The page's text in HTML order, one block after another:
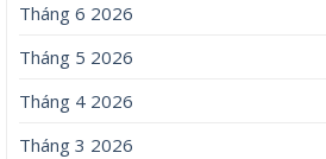
Tháng 6 2026
Tháng 5 2026
Tháng 4 2026
Tháng 3 2026